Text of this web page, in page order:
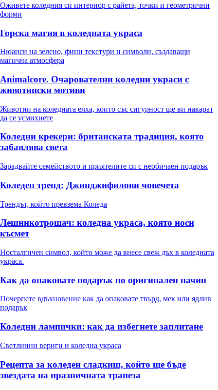
Оживете коледния си интериор с райета, точки и геометрични
форми
Горска магия в коледната украса
Нюанси на зелено, фини текстури и символи, създаващи
магична атмосфера
Animalcore. Очарователни коледни украси с
животински мотиви
Животни на коледната елха, които със сигурност ще ви накарат
да се усмихнете
Коледни крекери: британската традиция, която
забавлява света
Зарадвайте семейството и приятелите си с необичаен подарък
Коледeн тренд: Джинджифилови човечета
Трендът, който превзема Коледа
Лешникотрошач: коледна украса, която носи
късмет
Носталгичен символ, който може да внесе свеж дъх в коледната
украса.
Как да опаковате подарък по оригинален начин
Почерпете вдъхновение как да опаковате твърд, мек или ядлив
подарък
Коледни лампички: как да избегнете заплитане
Светлинни вериги и коледна украса
Рецепта за коледен сладкиш, който ще бъде
звездата на празничната трапеза